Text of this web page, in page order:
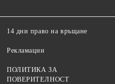
14 дни право на връщане
Рекламации
ПОЛИТИКА ЗА
ПОВЕРИТЕЛНОСТ